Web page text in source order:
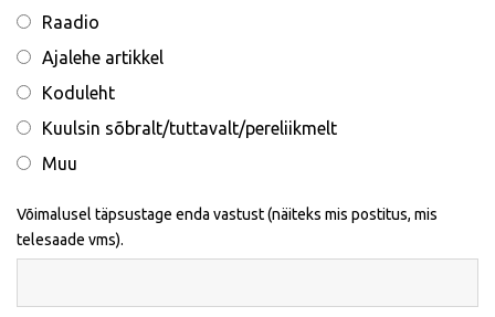
Raadio
Ajalehe artikkel
Koduleht
Kuulsin sõbralt/tuttavalt/pereliikmelt
Muu
Võimalusel täpsustage enda vastust (näiteks mis postitus, mis
telesaade vms).